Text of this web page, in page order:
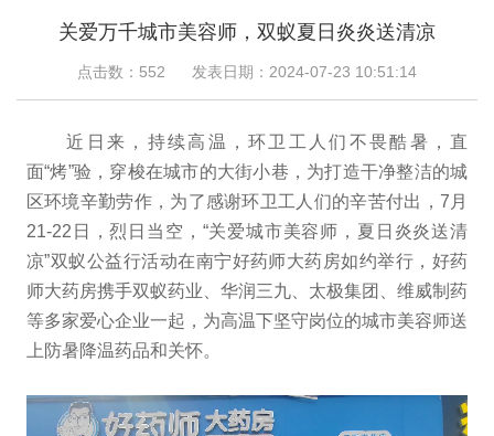
关爱万千城市美容师，双蚁夏日炎炎送清凉
点击数：552 发表日期：2024-07-23 10:51:14
近日来，持续高温，环卫工人们不畏酷暑，直
面“烤”验，穿梭在城市的大街小巷，为打造干净整洁的城
区环境辛勤劳作，为了感谢环卫工人们的辛苦付出，7月
21-22日，烈日当空，“关爱城市美容师，夏日炎炎送清
凉”双蚁公益行活动在南宁好药师大药房如约举行，好药
师大药房携手双蚁药业、华润三九、太极集团、维威制药
等多家爱心企业一起，为高温下坚守岗位的城市美容师送
上防暑降温药品和关怀。